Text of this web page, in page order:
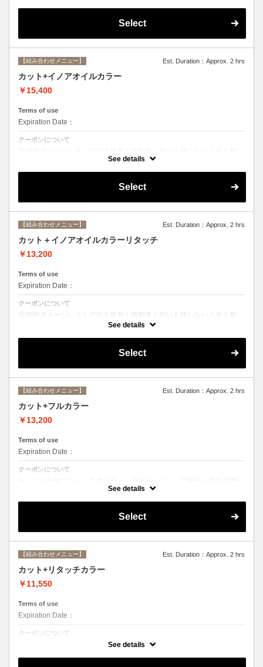
Select
【組み合わせメニュー】 Est. Duration：Approx. 2 hrs
カット+イノアオイルカラー
￥15,400
Terms of use
Expiration Date：
クーポンについて
い処方のイノアオイルカラーのセットメニュー☆
See details
Select
【組み合わせメニュー】 Est. Duration：Approx. 2 hrs
カット＋イノアオイルカラーリタッチ
￥13,200
Terms of use
Expiration Date：
クーポンについて
圧倒的ダメージレス！グロス発色！低刺激！匂いも残らない！全く新し
い処方のイノアオイルカラーのセットメニュー☆ ※根元２ｃｍまでの
See details
Select
【組み合わせメニュー】 Est. Duration：Approx. 2 hrs
カット+フルカラー
￥13,200
Terms of use
Expiration Date：
クーポンについて
分けて綺麗に染め上げます。シャンプー、ブロー込み
See details
Select
【組み合わせメニュー】 Est. Duration：Approx. 2 hrs
カット+リタッチカラー
￥11,550
Terms of use
Expiration Date：
クーポンについて
カットと根元２cmまでのカラー。シャンプー、ブロー込み
See details